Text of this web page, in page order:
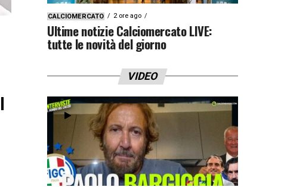
CALCIOMERCATO 2 ore ago
Ultime notizie Calciomercato LIVE:
tutte le novità del giorno
VIDEO